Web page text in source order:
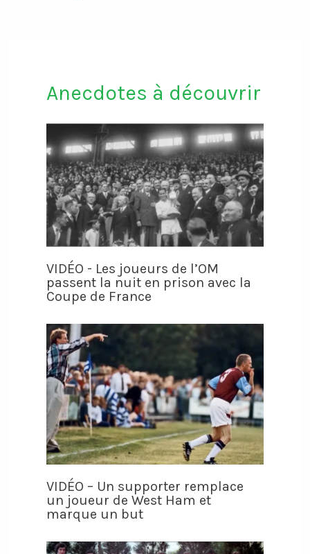
Anecdotes à découvrir
VIDÉO - Les joueurs de l’OM
passent la nuit en prison avec la
Coupe de France
VIDÉO – Un supporter remplace
un joueur de West Ham et
marque un but